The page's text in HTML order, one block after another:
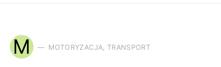
M MOTORYZACJA, TRANSPORT